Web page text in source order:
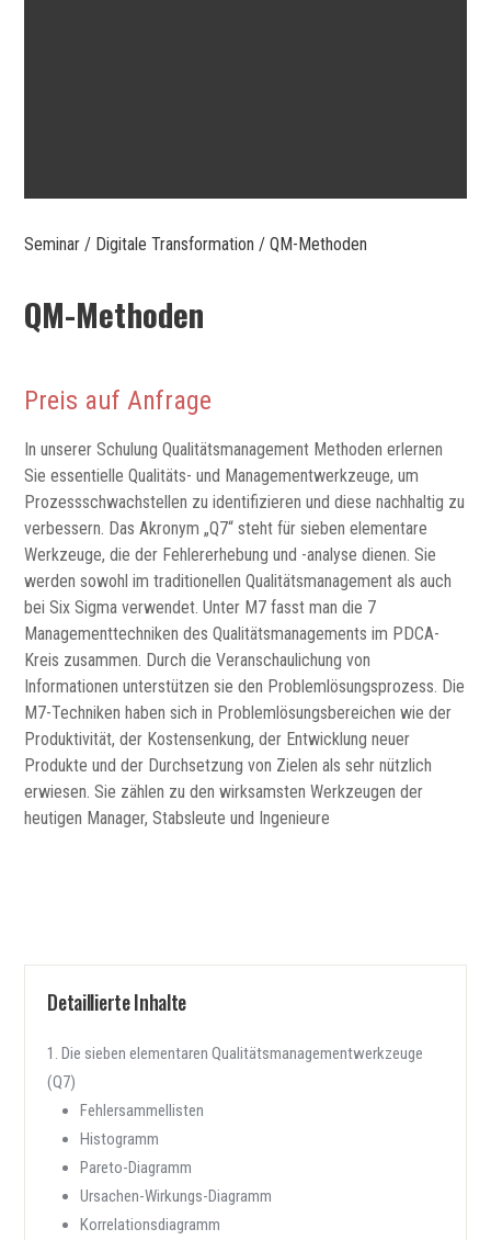
Seminar / Digitale Transformation / QM-Methoden
QM-Methoden
Preis auf Anfrage
In unserer Schulung Qualitätsmanagement Methoden erlernen
Sie essentielle Qualitäts- und Managementwerkzeuge, um
Prozessschwachstellen zu identifizieren und diese nachhaltig zu
verbessern. Das Akronym „Q7“ steht für sieben elementare
Werkzeuge, die der Fehlererhebung und -analyse dienen. Sie
werden sowohl im traditionellen Qualitätsmanagement als auch
bei Six Sigma verwendet. Unter M7 fasst man die 7
Managementtechniken des Qualitätsmanagements im PDCA-
Kreis zusammen. Durch die Veranschaulichung von
Informationen unterstützen sie den Problemlösungsprozess. Die
M7-Techniken haben sich in Problemlösungsbereichen wie der
Produktivität, der Kostensenkung, der Entwicklung neuer
Produkte und der Durchsetzung von Zielen als sehr nützlich
erwiesen. Sie zählen zu den wirksamsten Werkzeugen der
heutigen Manager, Stabsleute und Ingenieure
Detaillierte Inhalte
Die sieben elementaren Qualitätsmanagementwerkzeuge
(Q7)
Fehlersammellisten
Histogramm
Pareto-Diagramm
Ursachen-Wirkungs-Diagramm
Korrelationsdiagramm